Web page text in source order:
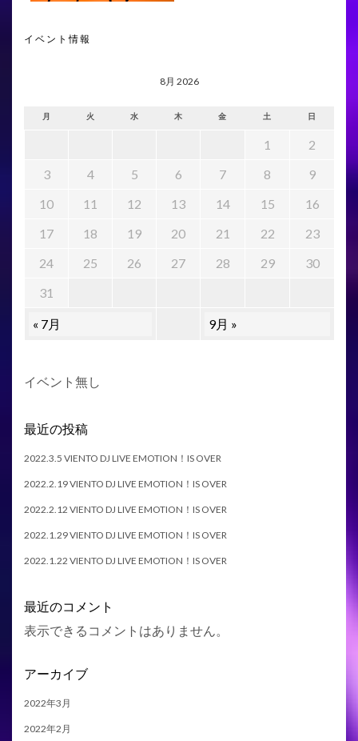
イベント情報
8月 2026
月 火 水 木 金 土 日
1
2
3
4 5 6 7 8
9
10
11 12 13 14 15
16
17
18 19 20 21 22
23
24
25 26 27 28 29
30
31
« 7月 9月 »
イベント無し
最近の投稿
2022.3.5 VIENTO DJ LIVE EMOTION！IS OVER
2022.2.19 VIENTO DJ LIVE EMOTION！IS OVER
2022.2.12 VIENTO DJ LIVE EMOTION！IS OVER
2022.1.29 VIENTO DJ LIVE EMOTION！IS OVER
2022.1.22 VIENTO DJ LIVE EMOTION！IS OVER
最近のコメント
表示できるコメントはありません。
アーカイブ
2022年3月
2022年2月